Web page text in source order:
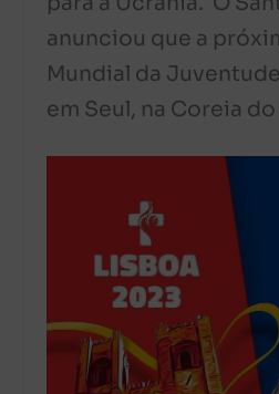
anunciou que a
Mundial da
em Seul, na Coreia